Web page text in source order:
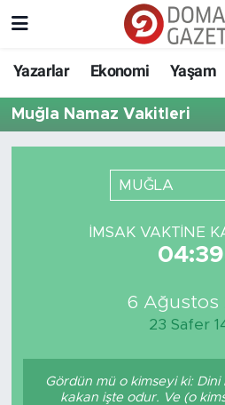
Yazarlar Ekonomi Yaşam
Muğla Namaz Vakitleri
MUĞLA
İMSAK VAKTINE
6 Ağustos
23 Safer
Gördün mü o kimseyi ki:
kakan işte odur. Ve (o